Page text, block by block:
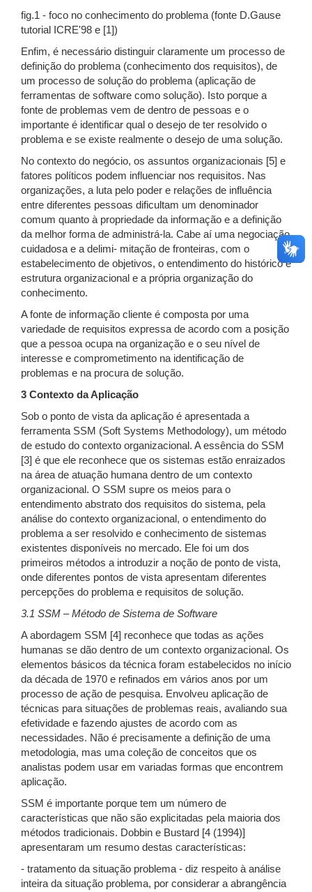
fig.1 - foco no conhecimento do problema (fonte D.Gause
tutorial ICRE'98 e [1])
Enfim, é necessário distinguir claramente um processo de
definição do problema (conhecimento dos requisitos), de
um processo de solução do problema (aplicação de
ferramentas de software como solução). Isto porque a
fonte de problemas vem de dentro de pessoas e o
importante é identificar qual o desejo de ter resolvido o
problema e se existe realmente o desejo de uma solução.
No contexto do negócio, os assuntos organizacionais [5] e
fatores políticos podem influenciar nos requisitos. Nas
organizações, a luta pelo poder e relações de influência
entre diferentes pessoas dificultam um denominador
comum quanto à propriedade da informação e a definição
da melhor forma de administrá-la. Cabe aí uma negociação
cuidadosa e a delimi- mitação de fronteiras, com o
estabelecimento de objetivos, o entendimento do histórico e
estrutura organizacional e a própria organização do
conhecimento.
A fonte de informação cliente é composta por uma
variedade de requisitos expressa de acordo com a posição
que a pessoa ocupa na organização e o seu nível de
interesse e comprometimento na identificação de
problemas e na procura de solução.
3 Contexto da Aplicação
Sob o ponto de vista da aplicação é apresentada a
ferramenta SSM (Soft Systems Methodology), um método
de estudo do contexto organizacional. A essência do SSM
[3] é que ele reconhece que os sistemas estão enraizados
na área de atuação humana dentro de um contexto
organizacional. O SSM supre os meios para o
entendimento abstrato dos requisitos do sistema, pela
análise do contexto organizacional, o entendimento do
problema a ser resolvido e conhecimento de sistemas
existentes disponíveis no mercado. Ele foi um dos
primeiros métodos a introduzir a noção de ponto de vista,
onde diferentes pontos de vista apresentam diferentes
percepções do problema e requisitos de solução.
3.1 SSM – Método de Sistema de Software
A abordagem SSM [4] reconhece que todas as ações
humanas se dão dentro de um contexto organizacional. Os
elementos básicos da técnica foram estabelecidos no início
da década de 1970 e refinados em vários anos por um
processo de ação de pesquisa. Envolveu aplicação de
técnicas para situações de problemas reais, avaliando sua
efetividade e fazendo ajustes de acordo com as
necessidades. Não é precisamente a definição de uma
metodologia, mas uma coleção de conceitos que os
analistas podem usar em variadas formas que encontrem
aplicação.
SSM é importante porque tem um número de
características que não são explicitadas pela maioria dos
métodos tradicionais. Dobbin e Bustard [4 (1994)]
apresentaram um resumo destas características:
- tratamento da situação problema - diz respeito à análise
inteira da situação problema, por considerar a abrangência